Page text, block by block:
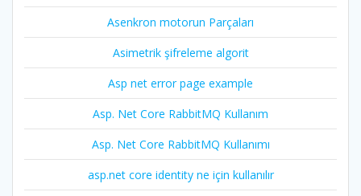
Asenkron motorun Parçaları
Asimetrik şifreleme algorit
Asp net error page example
Asp. Net Core RabbitMQ Kullanım
Asp. Net Core RabbitMQ Kullanımı
asp.net core identity ne için kullanılır